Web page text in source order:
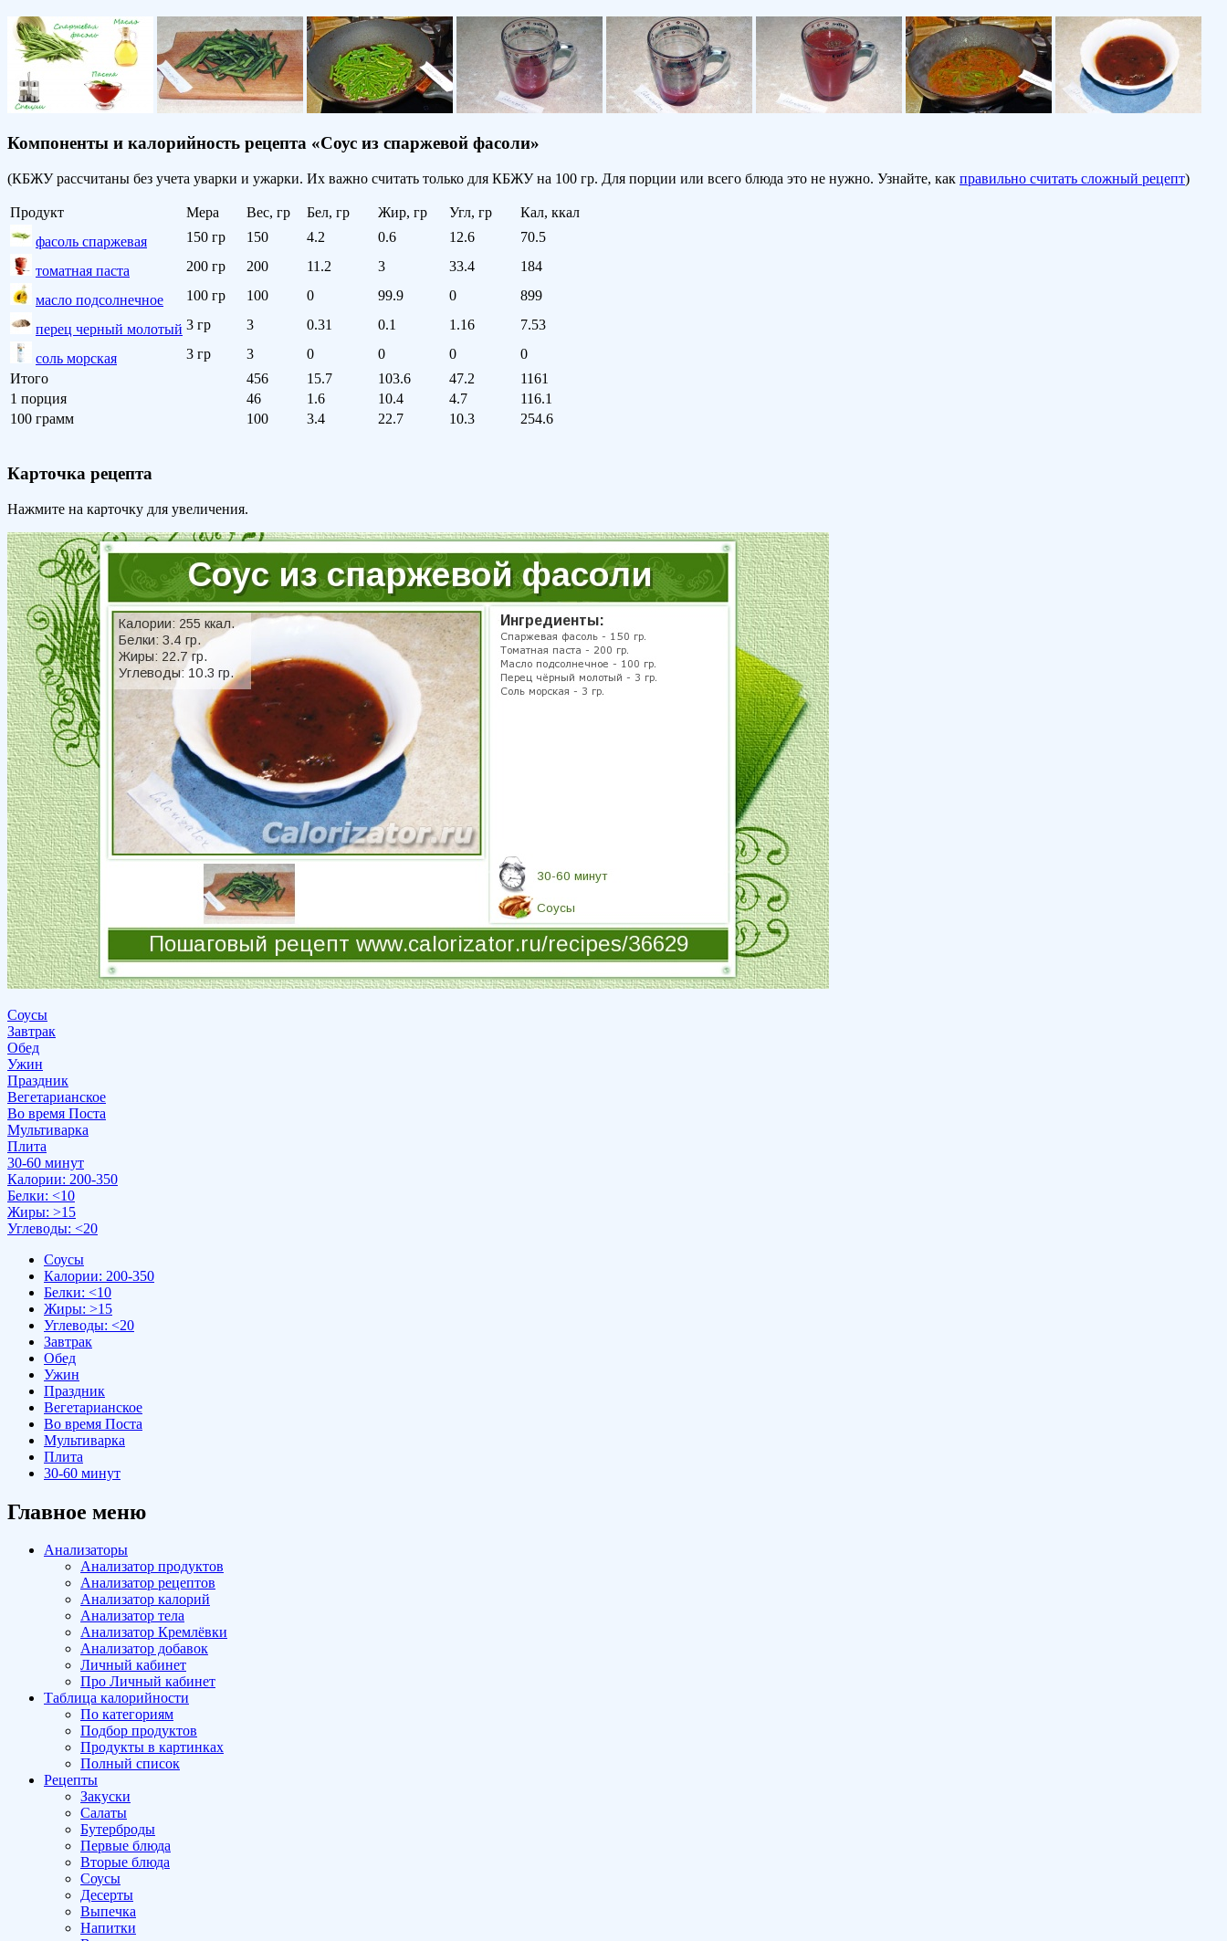
Компоненты и калорийность рецепта «Соус из спаржевой фасоли»
(КБЖУ рассчитаны без учета уварки и ужарки. Их важно считать только для КБЖУ на 100 гр. Для порции или всего блюда это не нужно. Узнайте, как правильно считать сложный рецепт)
Продукт Мера Вес, гр Бел, гр Жир, гр Угл, гр
Кал, ккал
фасоль спаржевая
150 гр 150 4.2 0.6 12.6 70.5
томатная паста 200 гр 200 11.2 3 33.4 184
масло подсолнечное 100 гр 100 0 99.9 0 899
перец черный молотый 3 гр 3 0.31 0.1 1.16 7.53
соль морская 3 гр 3 0 0 0
0
Итого
456 15.7 103.6 47.2
1161
1 порция
46 1.6 10.4 4.7
116.1
100 грамм
100 3.4 22.7 10.3 254.6
Карточка рецепта
Нажмите на карточку для увеличения.
Соусы
Завтрак
Обед
Ужин
Праздник
Вегетарианское
Во время Поста
Мультиварка
Плита
30-60 минут
Калории: 200-350
Белки: <10
Жиры: >15
Углеводы: <20
Соусы
Калории: 200-350
Белки: <10
Жиры: >15
Углеводы: <20
Завтрак
Обед
Ужин
Праздник
Вегетарианское
Во время Поста
Мультиварка
Плита
30-60 минут
Главное меню
Анализаторы
Анализатор продуктов
Анализатор рецептов
Анализатор калорий
Анализатор тела
Анализатор Кремлёвки
Анализатор добавок
Личный кабинет
Про Личный кабинет
Таблица калорийности
По категориям
Подбор продуктов
Продукты в картинках
Полный список
Рецепты
Закуски
Салаты
Бутерброды
Первые блюда
Вторые блюда
Соусы
Десерты
Выпечка
Напитки